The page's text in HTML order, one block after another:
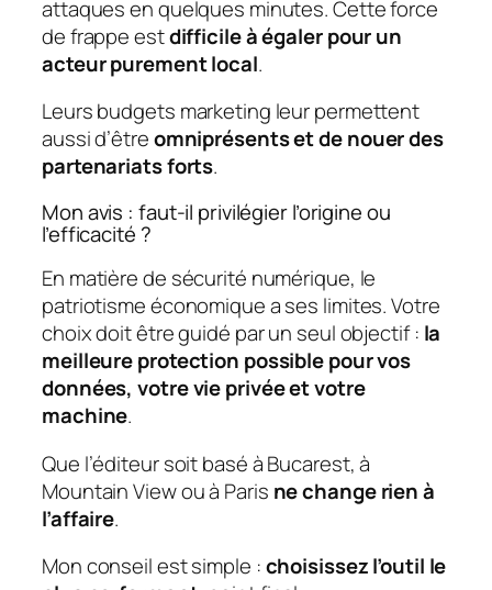
attaques en quelques minutes. Cette force
de frappe estdifficile à égaler pour un
acteur purement local.
Leurs budgets marketing leur permettent
aussi d’êtreomniprésents et de nouer des
partenariats forts.
Mon avis : faut-il privilégier l’origine ou
l’efficacité ?
En matière de sécurité numérique, le
patriotisme économique a ses limites. Votre
choix doit être guidé par un seul objectif : la
meilleure protection possible pour vos
données, votre vie privée et votre
machine.
Que l’éditeur soit basé à Bucarest, à
Mountain View ou à Paris ne change rien à
l’affaire.
Mon conseil est simple :choisissez l’outil le